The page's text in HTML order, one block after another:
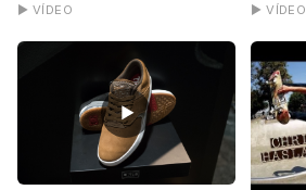
▶ VÍDEO ▶ VÍDEO
▶